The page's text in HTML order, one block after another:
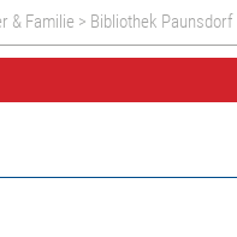
& Familie > Bibliothek Paunsdorf